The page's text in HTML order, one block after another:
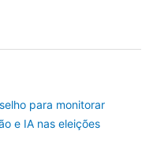
para monitorar
e IA nas eleições